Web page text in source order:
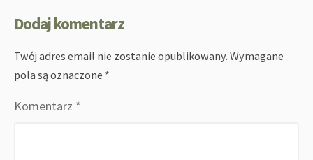
Dodaj komentarz
Twój adres email nie zostanie opublikowany. Wymagane
pola są oznaczone *
Komentarz *